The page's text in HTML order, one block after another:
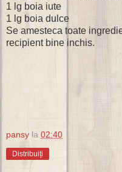
1 lg boia iute
1 lg boia dulce
Se amesteca toate
recipient bine inchis.
pansy la 02:40
Distribuiți